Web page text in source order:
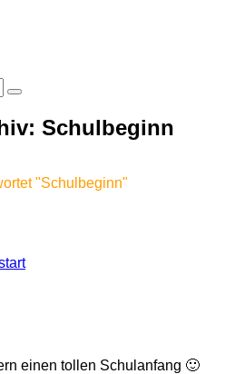
Schulbeginn
"Schulbeginn"
einen tollen Schulanfang 🙂